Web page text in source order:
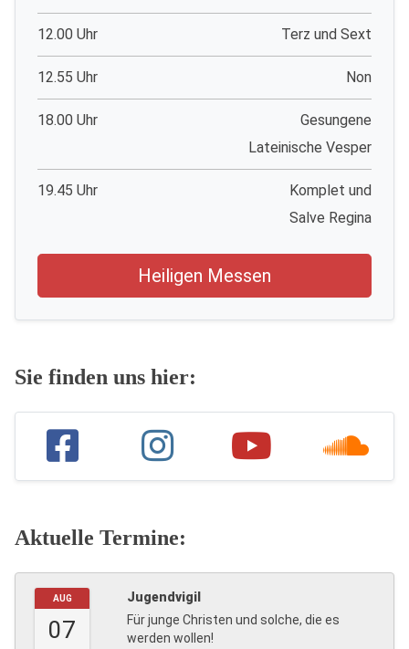
12.00 Uhr Terz und Sext
12.55 Uhr Non
18.00 Uhr
Gesungene
Lateinische Vesper
19.45 Uhr
Komplet und
Salve Regina
Heiligen Messen
Sie finden uns hier:
Aktuelle Termine:
AUG
07
Jugendvigil
Für junge Christen und solche, die es
werden wollen!